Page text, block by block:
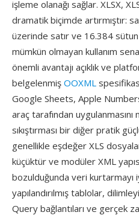
işleme olanağı sağlar. XLSX,
dramatik biçimde artırmıştır:
üzerinde satır ve 16.384
mümkün olmayan kullanım
önemli avantajı açıklık ve
belgelenmiş OOXML
Google Sheets, Apple
araç tarafından uygulanmasını
sıkıştırması bir diğer pratik
genellikle eşdeğer XLS
küçüktür ve modüler XML
bozulduğunda veri kurtarmayı
yapılandırılmış tablolar,
Query bağlantıları ve gerçek